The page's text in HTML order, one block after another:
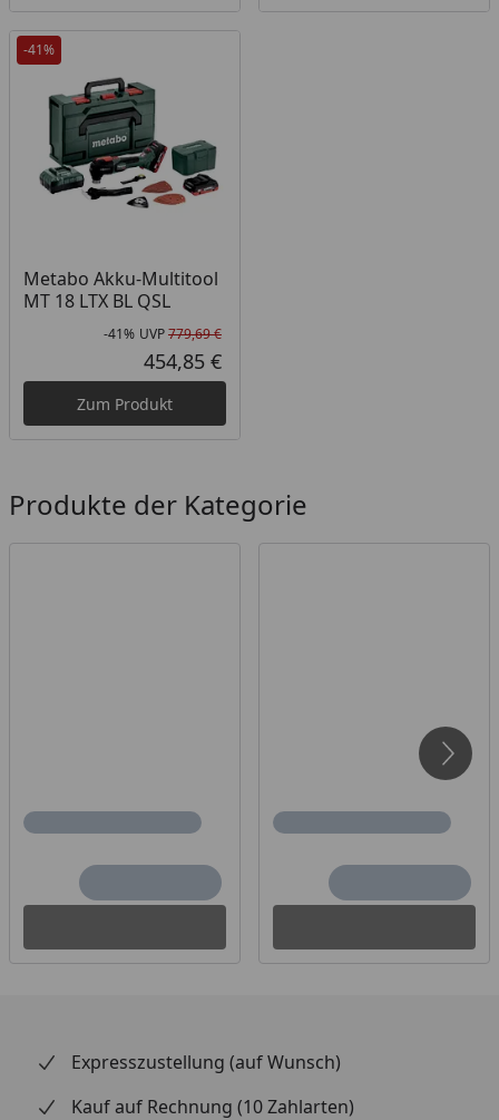
-41%
Metabo Akku-Multitool
MT 18 LTX BL QSL
Rabatt in Prozent
-41%
Ursprünglicher Preis
UVP779,69 €
Aktueller Preis
454,85 €
Zum Produkt
Produkte der Kategorie
Expresszustellung (auf Wunsch)
Kauf auf Rechnung (10 Zahlarten)